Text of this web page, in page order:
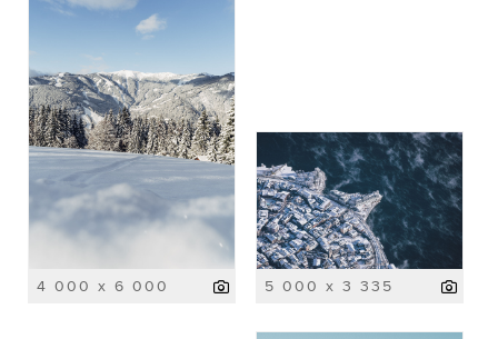
4 000 x 6 000 5 000 x 3 335